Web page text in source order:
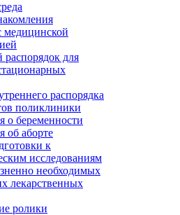
медицинской
для
распорядка
поликлиники
о беременности
об аборте
к
исследованиям
необходимых
лекарственных
ролики